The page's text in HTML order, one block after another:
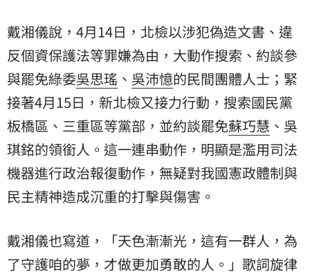
戴湘儀說，4月14日，北檢以涉犯偽造文書、違
反個資保護法等罪嫌為由，大動作搜索、約談參
與罷免綠委吳思瑤 、 吳沛憶的民間團體人士；緊
接著4月15日，新北檢又接力行動，搜索國民黨
板橋區、三重區等黨部，並約談罷免蘇巧慧 、 吳
琪銘的領銜人。這一連串動作，明顯是濫用司法
機器進行政治報復動作，無疑對我國憲政體制與
民主精神造成沉重的打擊與傷害。
戴湘儀也寫道，「天色漸漸光，這有一群人，為
了守護咱的夢，才做更加勇敢的人。」歌詞旋律